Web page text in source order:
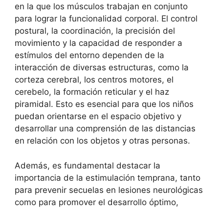
en la que los músculos trabajan en conjunto
para lograr la funcionalidad corporal. El control
postural, la coordinación, la precisión del
movimiento y la capacidad de responder a
estímulos del entorno dependen de la
interacción de diversas estructuras, como la
corteza cerebral, los centros motores, el
cerebelo, la formación reticular y el haz
piramidal. Esto es esencial para que los niños
puedan orientarse en el espacio objetivo y
desarrollar una comprensión de las distancias
en relación con los objetos y otras personas.
Además, es fundamental destacar la
importancia de la estimulación temprana, tanto
para prevenir secuelas en lesiones neurológicas
como para promover el desarrollo óptimo,